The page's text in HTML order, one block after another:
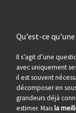
Qu’est-ce
Il s’agit d’une
avec uniquement
il est souvent
décomposer en
grandeurs déjà
estimer. Maisla